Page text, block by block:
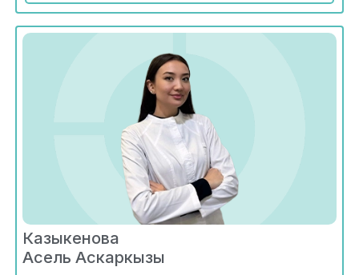
Казыкенова
Асель Аскаркызы